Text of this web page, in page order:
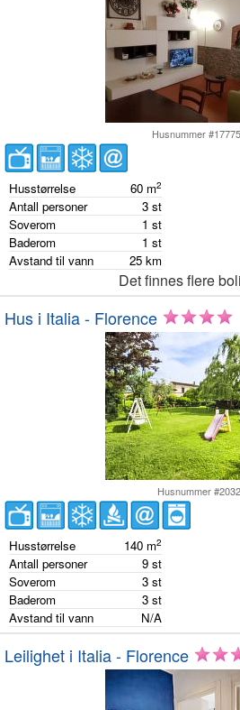
Husnummer
Husstørrelse 60 m2
Antall personer 3 st
Soverom
1 st
Baderom
1 st
Avstand til vann
25 km
Det finnes flere
Hus i Italia - Florence
Husnummer
Husstørrelse 140 m2
Antall personer 9 st
Soverom
3 st
Baderom
3 st
Avstand til vann
N/A
Leilighet i Italia - Florence